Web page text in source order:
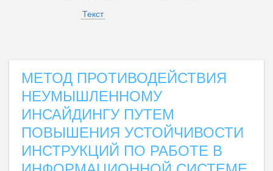
Текст
МЕТОД ПРОТИВОДЕЙСТВИЯ
НЕУМЫШЛЕННОМУ
ИНСАЙДИНГУ ПУТЕМ
ПОВЫШЕНИЯ УСТОЙЧИВОСТИ
ИНСТРУКЦИЙ ПО РАБОТЕ В